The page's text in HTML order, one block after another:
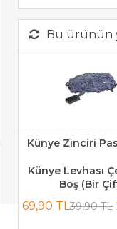
Bu ürünün
Künye Zinciri
Künye Levhası
Boş (Bir
69,90 TL39,90 TL